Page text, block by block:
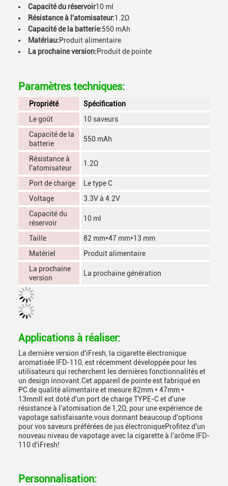
Capacité du réservoir10 ml
Résistance à l'atomisateur:1.2Ω
Capacité de la batterie:550 mAh
Matériau:Produit alimentaire
La prochaine version:Produit de pointe
Paramètres techniques:
Propriété
Spécification
Le goût
10 saveurs
Capacité de la
batterie
550 mAh
Résistance à
l'atomisateur
1.2Ω
Port de charge
Le type C
Voltage
3.3V à 4.2V
Capacité du
réservoir
10 ml
Taille
82 mm*47 mm*13 mm
Matériel
Produit alimentaire
La prochaine
version
La prochaine génération
Applications à réaliser:
La dernière version d'iFresh, la cigarette électronique
aromatisée IFD-110, est récemment développée pour les
utilisateurs qui recherchent les dernières fonctionnalités et
un design innovant.Cet appareil de pointe est fabriqué en
PC de qualité alimentaire et mesure 82mm * 47mm *
13mmIl est doté d'un port de charge TYPE-C et d'une
résistance à l'atomisation de 1,2Ω, pour une expérience de
vapotage satisfaisante.vous donnant beaucoup d'options
pour vos saveurs préférées de jus électroniqueProfitez d'un
nouveau niveau de vapotage avec la cigarette à l'arôme IFD-
110 d'iFresh!
Personnalisation: